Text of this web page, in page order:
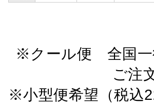
※クール便 全国一
ご注
※小型便希望（税込